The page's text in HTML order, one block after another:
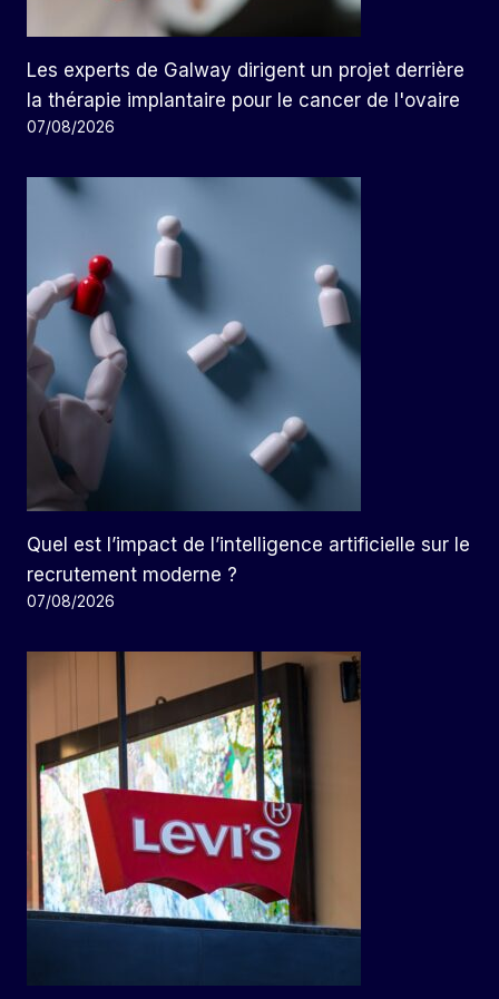
Les experts de Galway dirigent un projet derrière
la thérapie implantaire pour le cancer de l'ovaire
07/08/2026
Quel est l’impact de l’intelligence artificielle sur le
recrutement moderne ?
07/08/2026